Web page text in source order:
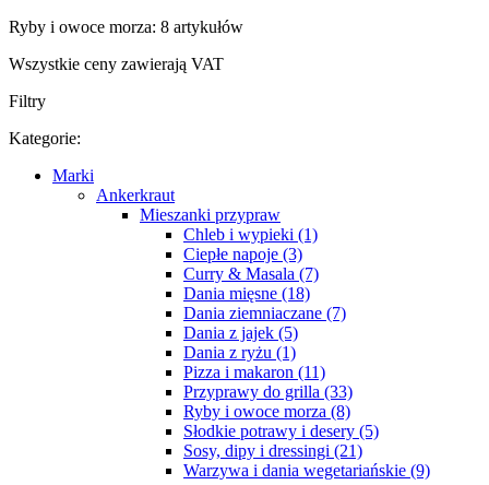
Ryby i owoce morza: 8 artykułów
Wszystkie ceny zawierają VAT
Filtry
Kategorie:
Marki
Ankerkraut
Mieszanki przypraw
Chleb i wypieki (1)
Ciepłe napoje (3)
Curry & Masala (7)
Dania mięsne (18)
Dania ziemniaczane (7)
Dania z jajek (5)
Dania z ryżu (1)
Pizza i makaron (11)
Przyprawy do grilla (33)
Ryby i owoce morza (8)
Słodkie potrawy i desery (5)
Sosy, dipy i dressingi (21)
Warzywa i dania wegetariańskie (9)